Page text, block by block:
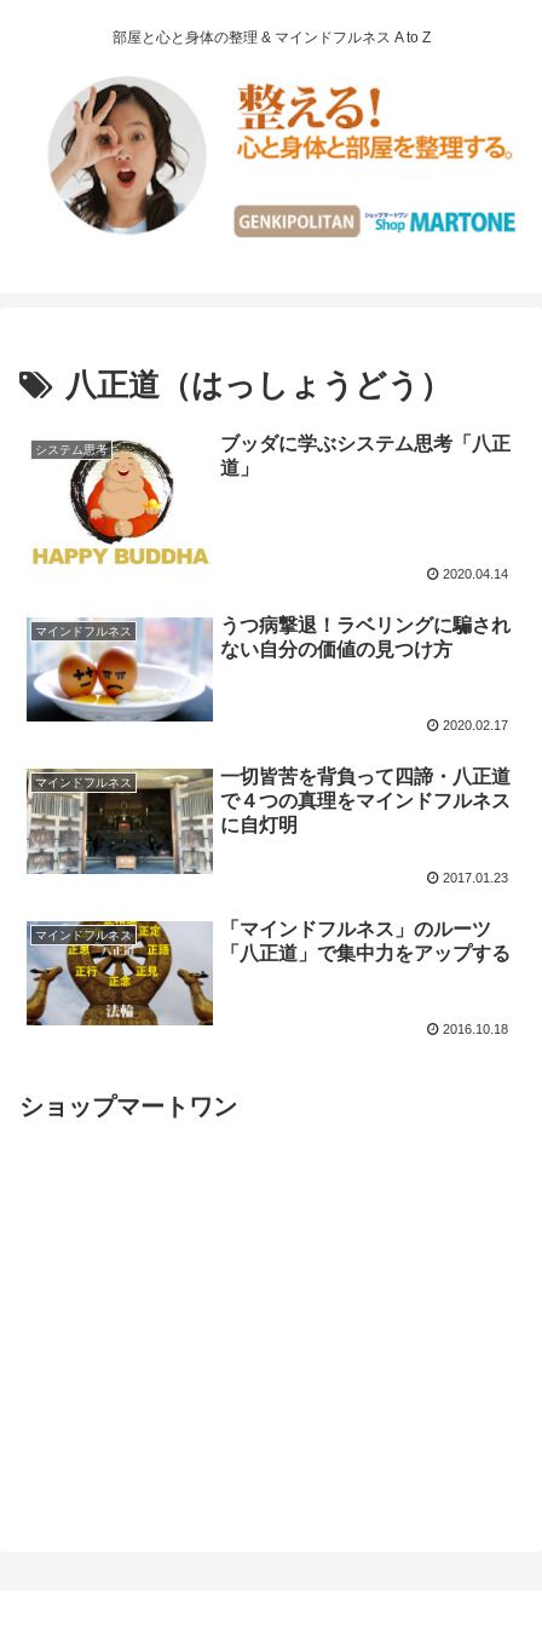
部屋と心と身体の整理 & マインドフルネス A to Z
八正道（はっしょうどう）
システム思考
ブッダに学ぶシステム思考「八正
道」
2020.04.14
マインドフルネス
うつ病撃退！ラベリングに騙され
ない自分の価値の見つけ方
2020.02.17
マインドフルネス
一切皆苦を背負って四諦・八正道
で４つの真理をマインドフルネス
に自灯明
2017.01.23
マインドフルネス
「マインドフルネス」のルーツ
「八正道」で集中力をアップする
2016.10.18
ショップマートワン